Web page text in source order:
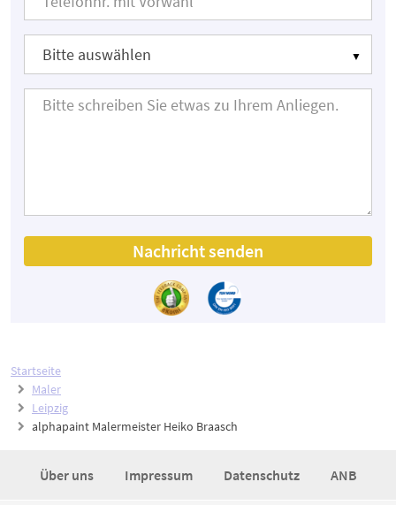
Startseite
Maler
Leipzig
alphapaint Malermeister Heiko Braasch
Nachricht senden
Über uns Impressum Datenschutz ANB